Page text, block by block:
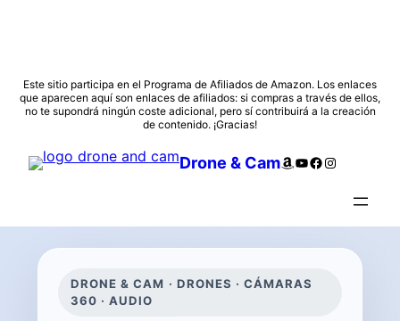
Saltar
Este sitio participa en el Programa de Afiliados de Amazon. Los enlaces
que aparecen aquí son enlaces de afiliados: si compras a través de ellos,
no te supondrá ningún coste adicional, pero sí contribuirá a la creación
de contenido. ¡Gracias!
Drone & CamAmazon
YouTube
Facebook
Instagram
DRONE & CAM · DRONES · CÁMARAS
360 · AUDIO